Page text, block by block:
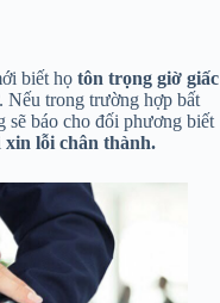
biết họ tôn trọng giờ giấc
Nếu trong trường hợp bất
sẽ báo cho đối phương biết
xin lỗi chân thành.